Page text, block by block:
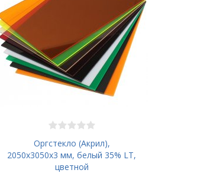
Оргстекло (Акрил),
2050х3050x3 мм, белый 35% LT,
цветной